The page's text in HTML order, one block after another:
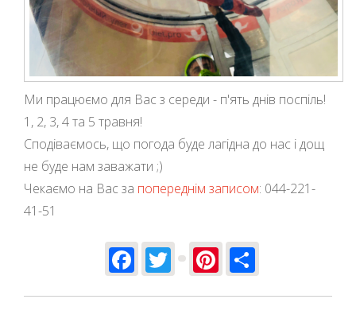
Ми працюємо для Вас з середи - п'ять днів поспіль!
1, 2, 3, 4 та 5 травня!
Сподіваємось, що погода буде лагідна до нас і дощ
не буде нам заважати ;)
Чекаємо на Вас за попереднім записом: 044-221-
41-51
Facebook
TwitterPinterest